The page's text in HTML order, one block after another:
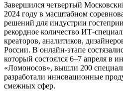
Завершился четвертый
2024 году в масштабном
решений для индустрии
рекордное количество ИТ-
креаторов, аналитиков,
России. В онлайн-этапе
который состоялся 6–7 апреля в
«Ломоносов», вышли 200
разработали инновационные
смежных сфер.